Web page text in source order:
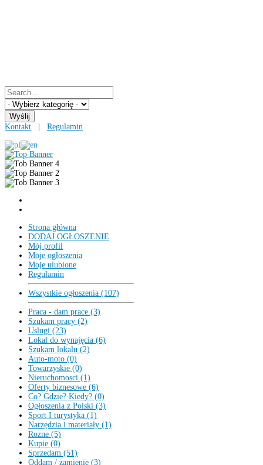
Kontakt Regulamin
Strona główna
DODAJ OGŁOSZENIE
Mój profil
Moje ogłoszenia
Moje ulubione
Regulamin
Wszystkie ogłoszenia (107)
Praca - dam prace (3)
Szukam pracy (2)
Uslugi (23)
Lokal do wynajęcia (6)
Szukam lokalu (2)
Auto-moto (0)
Towarzyskie (0)
Nieruchomosci (1)
Oferty biznesowe (6)
Co? Gdzie? Kiedy? (0)
Ogłoszenia z Polski (3)
Sport I turystyka (1)
Narzędzia i materiały (1)
Rozne (5)
Kupie (0)
Sprzedam (51)
Oddam / zamienię (3)